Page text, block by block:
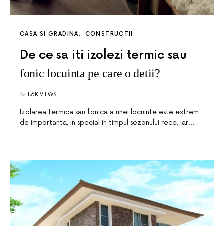
CASA SI GRADINA CONSTRUCTII
De ce sa iti izolezi termic sau
fonic locuinta pe care o detii?
1.6K VIEWS
Izolarea termica sau fonica a unei locuinte este extrem
de importanta, in special in timpul sezonului rece, iar…